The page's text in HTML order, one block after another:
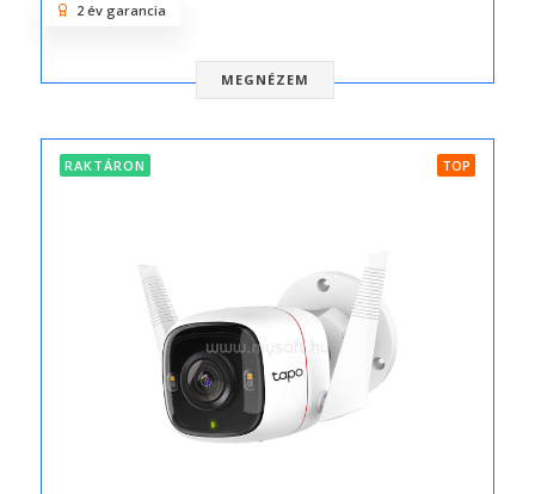
MEGNÉZEM
2 év garancia
RAKTÁRON TOP